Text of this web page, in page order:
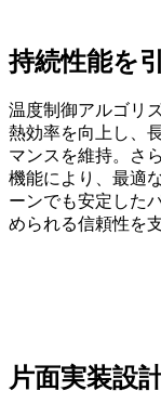
持続性能を
温度制御アルゴリ
熱効率を向上し、
マンスを維持。さ
機能により、最適
ーンでも安定した
められる信頼性を
片面実装設